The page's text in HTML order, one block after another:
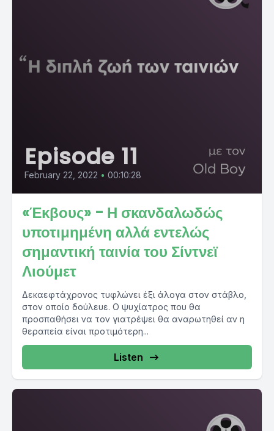
Episode 11
February 22, 2022 • 00:10:28
«Έκβους» - Η σκανδαλωδώς
υποτιμημένη αλλά εντελώς
σημαντική ταινία του Σίντνεϊ
Λιούμετ
Δεκαεφτάχρονος τυφλώνει έξι άλογα στον στάβλο,
στον οποίο δούλευε. Ο ψυχίατρος που θα
προσπαθήσει να τον γιατρέψει θα αναρωτηθεί αν η
θεραπεία είναι προτιμότερη...
Listen